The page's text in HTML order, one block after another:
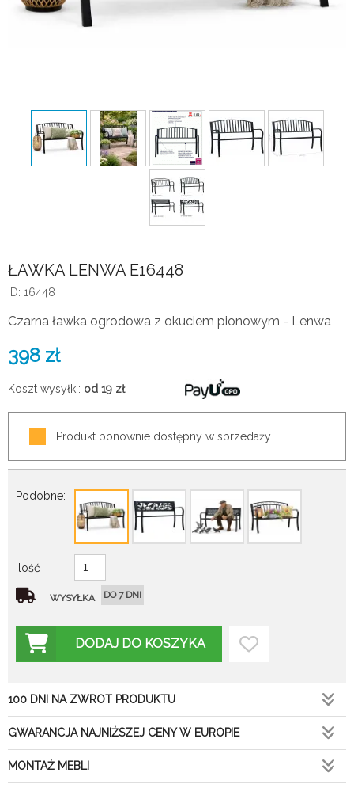
ŁAWKA LENWA E16448
ID: 16448
Czarna ławka ogrodowa z okuciem pionowym - Lenwa
398 zł
Koszt wysyłki: od 19 zł
Produkt ponownie dostępny w sprzedaży.
Podobne:
Ilość
WYSYŁKA DO 7 DNI
DODAJ DO KOSZYKA
100 DNI NA ZWROT PRODUKTU
GWARANCJA NAJNIŻSZEJ CENY W EUROPIE
MONTAŻ MEBLI